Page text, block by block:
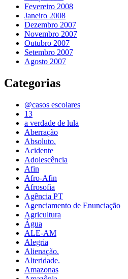
Fevereiro 2008
Janeiro 2008
Dezembro 2007
Novembro 2007
Outubro 2007
Setembro 2007
Agosto 2007
Categorias
@casos escolares
13
a verdade de lula
Aberração
Absoluto.
Acidente
Adolescência
Afin
Afro-Afin
Afrosofia
Agência PT
Agenciamento de Enunciação
Agricultura
Água
ALE-AM
Alegria
Alienação.
Alteridade.
Amazonas